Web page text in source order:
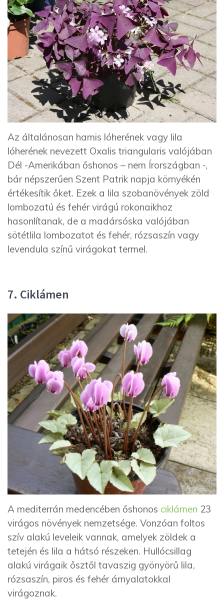
Az általánosan hamis lóherének vagy lila
lóherének nevezett Oxalis triangularis valójában
Dél -Amerikában őshonos – nem Írországban -,
bár népszerűen Szent Patrik napja környékén
értékesítik őket. Ezek a lila szobanövények zöld
lombozatú és fehér virágú rokonaikhoz
hasonlítanak, de a madársóska valójában
sötétlila lombozatot és fehér, rózsaszín vagy
levendula színű virágokat termel.
7. Ciklámen
A mediterrán medencében őshonos ciklámen 23
virágos növények nemzetsége. Vonzóan foltos
szív alakú leveleik vannak, amelyek zöldek a
tetején és lila a hátsó részeken. Hullócsillag
alakú virágaik ősztől tavaszig gyönyörű lila,
rózsaszín, piros és fehér árnyalatokkal
virágoznak.